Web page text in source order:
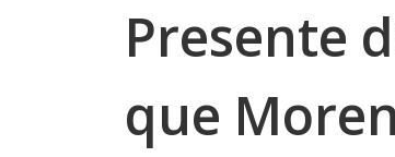
Presente
que